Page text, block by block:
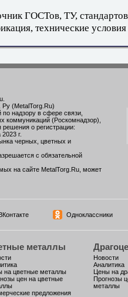
ГОСТов, ТУ,
технические условия
Ру (MetalTorg.Ru)
надзору в сфере связи,
коммуникаций (Роскомнадзор),
решения о регистрации:
г.
черных, цветных и
с обязательной
на сайте MetalTorg.Ru, может
Одноклассники
металлы
на цветные металлы
цен на цветные
предложения
Новости
Аналитика
Цены на
Прогнозы
металлы